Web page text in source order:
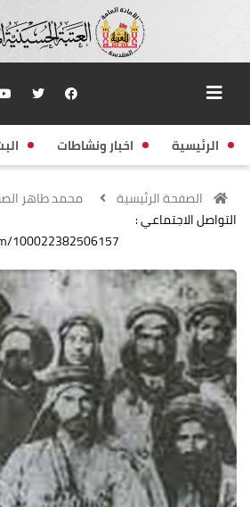
الرئيسية اخبار ونشاطات
الصفحة الرئيسية
محمد طاهر
التواصل الاجتماعي :
100022382506157